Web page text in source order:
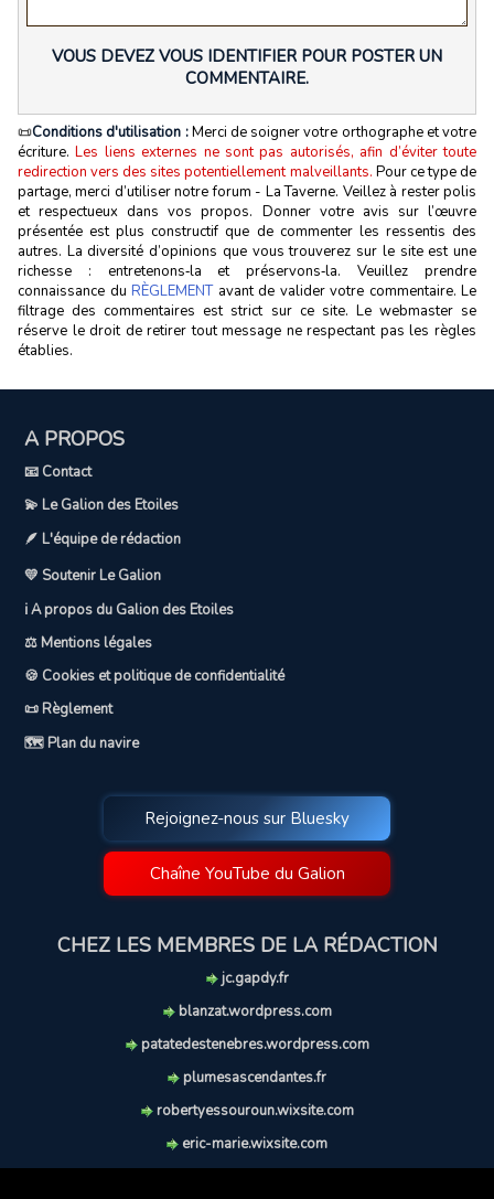
VOUS DEVEZ VOUS IDENTIFIER POUR POSTER UN
COMMENTAIRE.
📜Conditions d'utilisation :Merci de soigner votre orthographe et votre
écriture.Les liens externes ne sont pas autorisés, afin d’éviter toute
redirection vers des sites potentiellement malveillants. Pour ce type de
partage, merci d’utiliser notre forum - La Taverne. Veillez à rester polis
et respectueux dans vos propos. Donner votre avis sur l’œuvre
présentée est plus constructif que de commenter les ressentis des
autres. La diversité d’opinions que vous trouverez sur le site est une
richesse : entretenons‑la et préservons‑la. Veuillez prendre
connaissance du RÈGLEMENTavant de valider votre commentaire. Le
filtrage des commentaires est strict sur ce site. Le webmaster se
réserve le droit de retirer tout message ne respectant pas les règles
établies.
A PROPOS
📧 Contact
💫 Le Galion des Etoiles
🪶 L'équipe de rédaction
💛 Soutenir Le Galion
ℹ️ A propos du Galion des Etoiles
⚖️ Mentions légales
🍪 Cookies et politique de confidentialité
📜 Règlement
🗺️ Plan du navire
Rejoignez-nous sur Bluesky
Chaîne YouTube du Galion
CHEZ LES MEMBRES DE LA RÉDACTION
jc.gapdy.fr
blanzat.wordpress.com
patatedestenebres.wordpress.com
plumesascendantes.fr
robertyessouroun.wixsite.com
eric-marie.wixsite.com